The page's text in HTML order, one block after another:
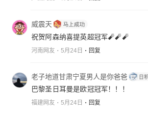
威震天
祝贺阿森纳喜提英超冠军🧨🧨🧨
河南网友 5月24日 回复
老子地道甘肃宁夏男人是你爸爸
巴黎圣日耳曼是欧冠冠军！！！
福建网友 5月24日 回复